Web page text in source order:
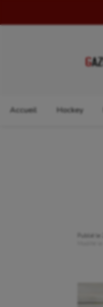
Accueil Hockey
Publié le